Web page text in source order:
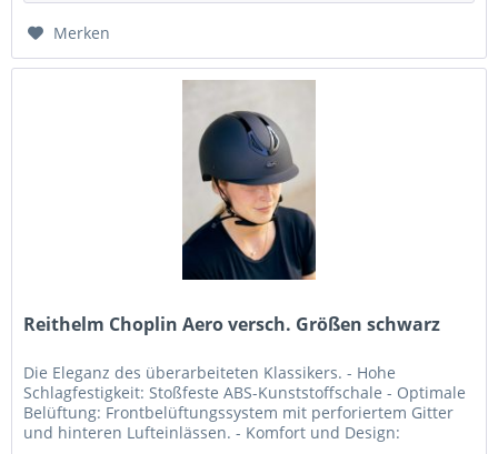
Merken
Reithelm Choplin Aero versch. Größen schwarz
Die Eleganz des überarbeiteten Klassikers. - Hohe
Schlagfestigkeit: Stoßfeste ABS-Kunststoffschale - Optimale
Belüftung: Frontbelüftungssystem mit perforiertem Gitter
und hinteren Lufteinlässen. - Komfort und Design: